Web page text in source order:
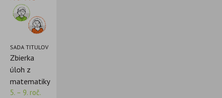
SADA TITULOV
Zbierka
úloh z
matematiky
5. – 9. roč.